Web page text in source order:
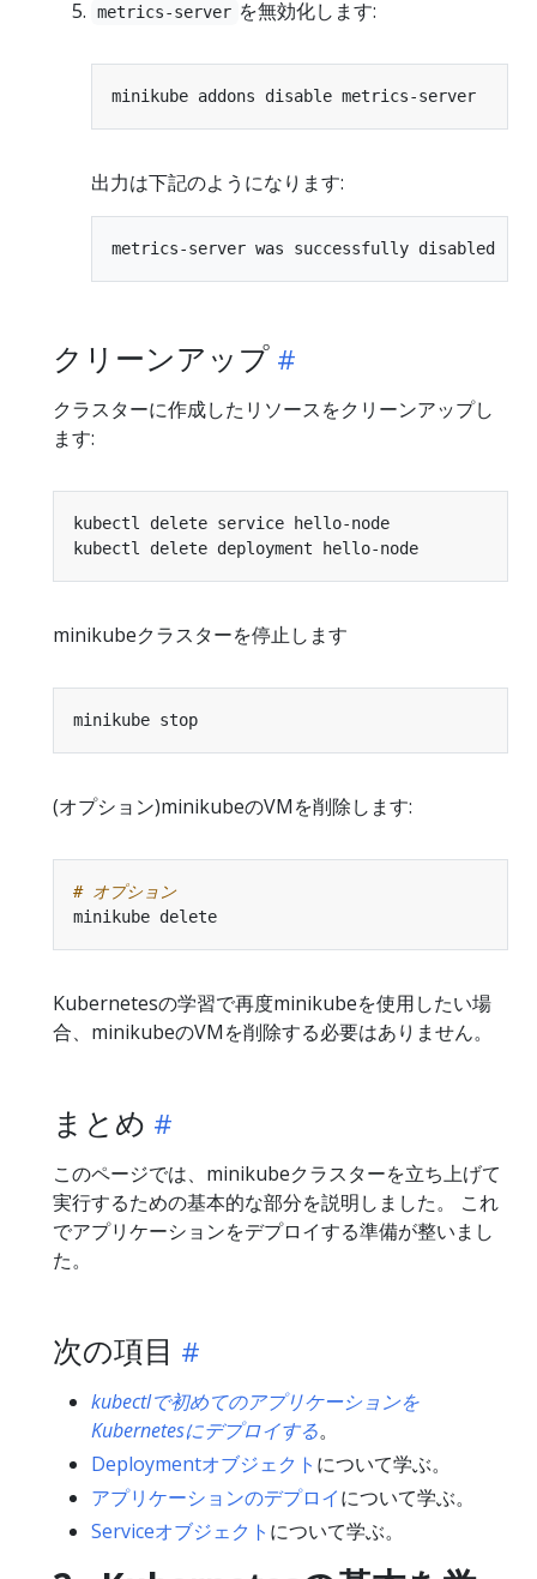
metrics-server を無効化します:
出力は下記のようになります:
クリーンアップ
クラスターに作成したリソースをクリーンアップし
ます:
minikubeクラスターを停止します
(オプション)minikubeのVMを削除します:
# オプション
Kubernetesの学習で再度minikubeを使用したい場
合、minikubeのVMを削除する必要はありません。
まとめ
このページでは、minikubeクラスターを立ち上げて
実行するための基本的な部分を説明しました。 これ
でアプリケーションをデプロイする準備が整いまし
た。
次の項目
kubectlで初めてのアプリケーションを
Kubernetesにデプロイする。
Deploymentオブジェクト について学ぶ。
アプリケーションのデプロイについて学ぶ。
Serviceオブジェクト について学ぶ。